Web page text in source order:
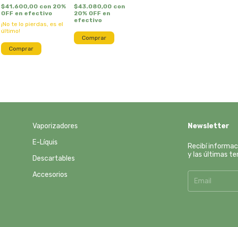
$41.600,00 con 20%
OFF en efectivo
¡No te lo pierdas, es el
último!
Comprar
$43.080,00 con
20% OFF en
efectivo
Comprar
Vaporizadores
E-Líquis
Descartables
Accesorios
Newsletter
Recibí
y las últimas